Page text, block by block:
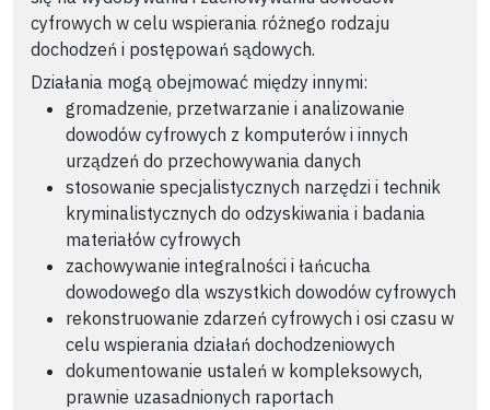
cyfrowych w celu wspierania różnego rodzaju
dochodzeń i postępowań sądowych.
Działania mogą obejmować między innymi:
gromadzenie, przetwarzanie i analizowanie
dowodów cyfrowych z komputerów i innych
urządzeń do przechowywania danych
stosowanie specjalistycznych narzędzi i technik
kryminalistycznych do odzyskiwania i badania
materiałów cyfrowych
zachowywanie integralności i łańcucha
dowodowego dla wszystkich dowodów cyfrowych
rekonstruowanie zdarzeń cyfrowych i osi czasu w
celu wspierania działań dochodzeniowych
dokumentowanie ustaleń w kompleksowych,
prawnie uzasadnionych raportach